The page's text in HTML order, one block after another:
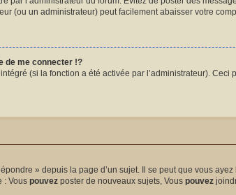
(ou un administrateur) peut facilement abaisser votre
de me connecter !?
(si la fonction a été activée par l’administrateur).
» depuis la page d’un sujet. Il se peut que vous
: Vous pouvez poster de nouveaux sujets, Vous pouvez